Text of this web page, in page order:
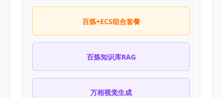
百炼+ECS组合套餐
百炼知识库RAG
万相视觉生成